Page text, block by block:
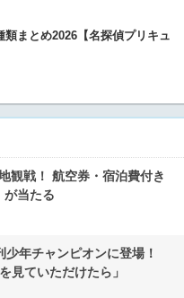
まとめ2026【名探偵プリキュ
観戦！ 航空券・宿泊費付き
が当たる
年チャンピオンに登場！
見ていただけたら」